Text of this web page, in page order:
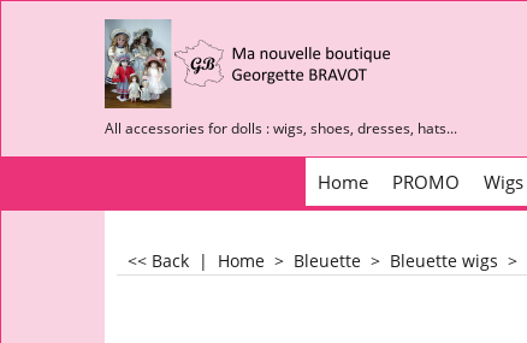
All accessories for dolls : wigs, shoes, dresses, hats...
Home PROMO Wigs
<< Back | Home > Bleuette > Bleuette wigs >